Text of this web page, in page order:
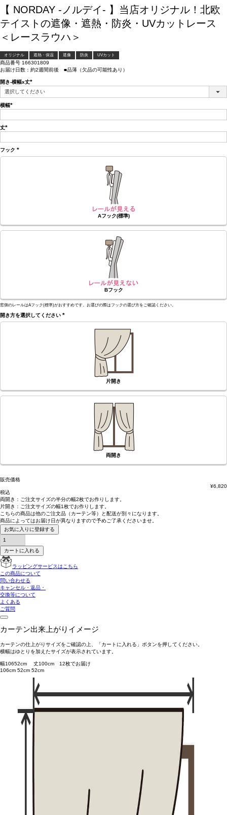
【 NORDAY -ノルデイ- 】当店オリジナル！北欧
テイストの遮像・遮熱・防炎・UVカットレース
＜レースラウハ＞
オリジナル 遮熱・保温 遮像 防炎 UVカット
商品番号 166301809
お届け日数：約2週間前後 ■品薄（欠品の可能性あり）
開き-横幅x丈
(必
須)
横幅
須)
丈
須)
フック
(必
Aフック(標準)
Bフック
窓側のレールはAフック(標準)がおすすめです。お選びの際はフックの選び方をご確認ください。
開き方を選択してください
(必
片開き
両開き
販売価格
¥6,820
税込
両開き： ご注文サイズの半分の幅2枚でお作りします。
片開き： ご注文サイズの幅1枚でお作りします。
こちらの商品は他のご注文品（カーテン等）と配送が別々 になります。
商品によってはお届け日が異なりますので予めご了承くださいませ。
お気に入りに登録する
カートに入れる
ラッピングサービスはこちら
この商品について
問い合わせる
キャンセル・返品・
交換等について
よくある
ご質問
カーテン出来上がりイメージ
カーテンの仕上がりサイズをご確認の上、「カートに入れる」ボタンを押してください。
横幅はゆとりを加えたサイズが表示されています。
幅10652cm 丈100cm 12枚でお届け
106cm 52cm 52cm